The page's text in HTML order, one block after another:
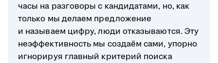
часы на разговоры с кандидатами, но, как
только мы делаем предложение
и называем цифру, люди отказываются. Эту
неэффективность мы создаём сами, упорно
игнорируя главный критерий поиска